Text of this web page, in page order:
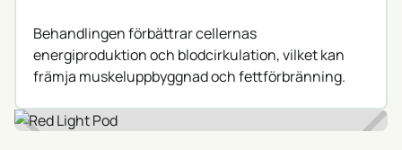
Behandlingen förbättrar cellernas
energiproduktion och blodcirkulation, vilket kan
främja muskeluppbyggnad och fettförbränning.